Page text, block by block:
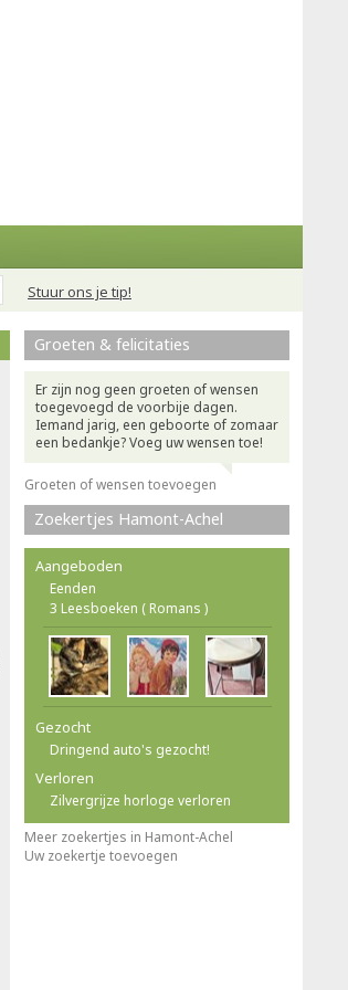
Stuur ons je tip!
Groeten & felicitaties
Er zijn nog geen groeten of wensen
toegevoegd de voorbije dagen.
Iemand jarig, een geboorte of zomaar
een bedankje? Voeg uw wensen toe!
Groeten of wensen toevoegen
Zoekertjes Hamont-Achel
Aangeboden
Eenden
3 Leesboeken ( Romans )
Gezocht
Dringend auto's gezocht!
Verloren
Zilvergrijze horloge verloren
Meer zoekertjes in Hamont-Achel
Uw zoekertje toevoegen